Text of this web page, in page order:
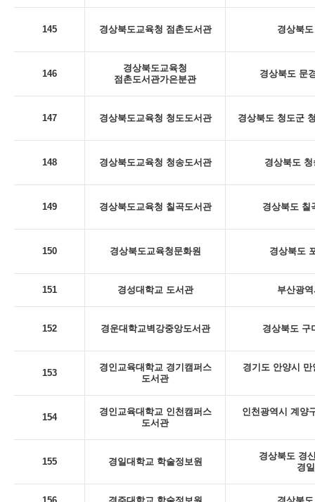
145 경상북도교육청 점촌도서관 경상북
146
경상북도교육청
점촌도서관가은분관
경상북도 문
147 경상북도교육청 청도도서관 경상북도 청도군
148 경상북도교육청 청송도서관 경상북도
149 경상북도교육청 칠곡도서관 경상북도 칠
150 경상북도교육청문화원 경상북도
151 경성대학교 도서관 부산광
152 경운대학교벽강중앙도서관 경상북도 구
153
경인교육대학교 경기캠퍼스
도서관
경기도 안양시
154
경인교육대학교 인천캠퍼스
도서관
인천광역시 계양
155 경일대학교 학술정보원
경상북도 경
경